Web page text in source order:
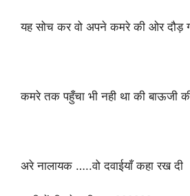
यह सोच कर वो अपने कमरे की ओर दौड़
कमरे तक पहुँचा भी नही था की बाऊजी
अरे नालायक …..वो दवाईयाँ कहा रख दी